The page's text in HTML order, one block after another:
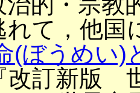
れて，他国
(ぼうめい)
改訂新版